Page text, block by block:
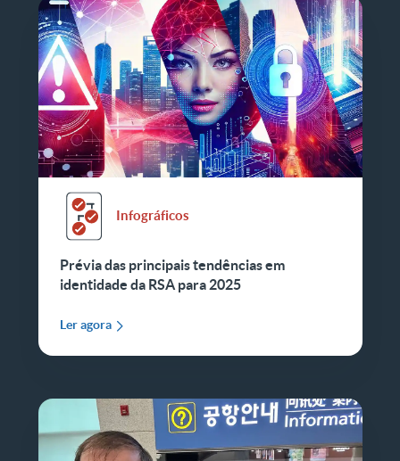
Infográficos
Prévia das principais tendências em
identidade da RSA para 2025
Ler agora